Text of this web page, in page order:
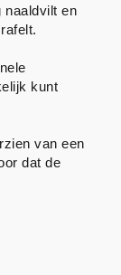
naaldvilt en
kunt
van een
dat de